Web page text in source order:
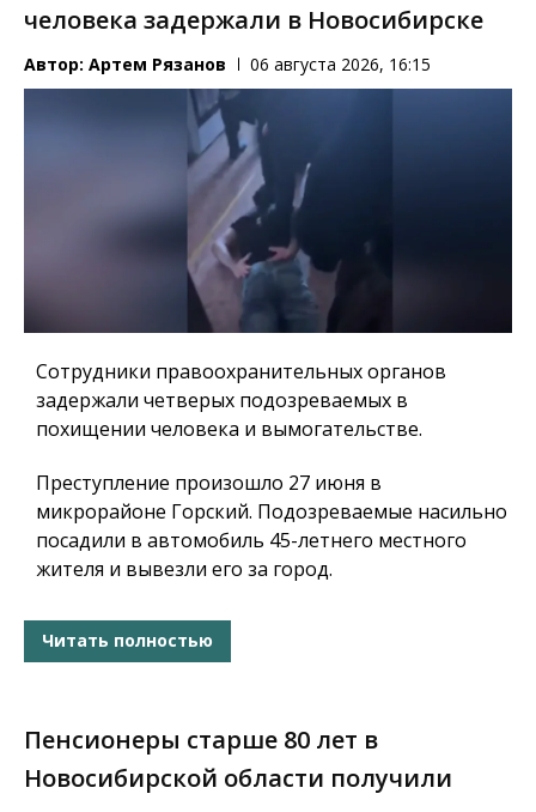
человека задержали в Новосибирске
Автор: Артем Рязанов 06 августа 2026, 16:15
Сотрудники правоохранительных органов
задержали четверых подозреваемых в
похищении человека и вымогательстве.
Преступление произошло 27 июня в
микрорайоне Горский. Подозреваемые насильно
посадили в автомобиль 45-летнего местного
жителя и вывезли его за город.
Читать полностью
Пенсионеры старше 80 лет в
Новосибирской области получили